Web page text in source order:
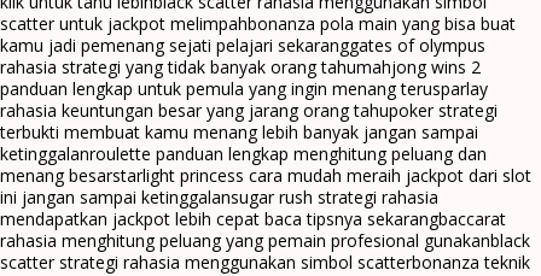
scatter untuk jackpot melimpahbonanza pola main yang bisa buat
kamu jadi pemenang sejati pelajari sekaranggates of olympus
rahasia strategi yang tidak banyak orang tahumahjong wins 2
panduan lengkap untuk pemula yang ingin menang terusparlay
rahasia keuntungan besar yang jarang orang tahupoker strategi
terbukti membuat kamu menang lebih banyak jangan sampai
ketinggalanroulette panduan lengkap menghitung peluang dan
menang besarstarlight princess cara mudah meraih jackpot dari slot
ini jangan sampai ketinggalansugar rush strategi rahasia
mendapatkan jackpot lebih cepat baca tipsnya sekarangbaccarat
rahasia menghitung peluang yang pemain profesional gunakanblack
scatter strategi rahasia menggunakan simbol scatterbonanza teknik